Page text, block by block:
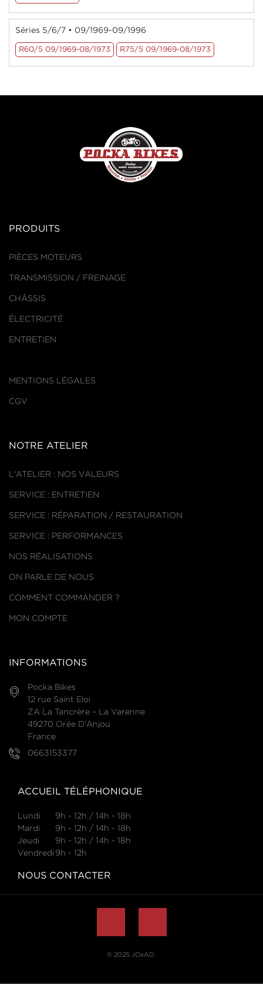
Séries 5/6/7 • 09/1969-09/1996
R60/5 09/1969-08/1973 R75/5 09/1969-08/1973
PRODUITS
PIÈCES MOTEURS
TRANSMISSION / FREINAGE
CHÂSSIS
ÉLECTRICITÉ
ENTRETIEN
MENTIONS LÉGALES
CGV
NOTRE ATELIER
L'ATELIER : NOS VALEURS
SERVICE : ENTRETIEN
SERVICE : RÉPARATION / RESTAURATION
SERVICE : PERFORMANCES
NOS RÉALISATIONS
ON PARLE DE NOUS
COMMENT COMMANDER ?
MON COMPTE
INFORMATIONS
Pocka Bikes
12 rue Saint Eloi
ZA La Tancrère – La Varenne
49270 Orée D'Anjou
France
0663153377
ACCUEIL TÉLÉPHONIQUE
Lundi
9h - 12h / 14h - 18h
Mardi
9h - 12h / 14h - 18h
Jeudi
9h - 12h / 14h - 18h
Vendredi 9h - 12h
NOUS CONTACTER
© 2025 JOxAD